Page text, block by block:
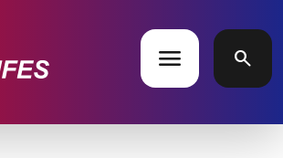
menu search